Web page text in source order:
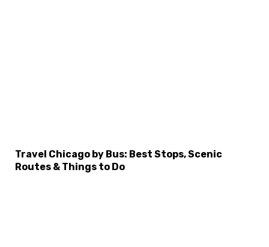
Travel Chicago by Bus: Best Stops, Scenic
Routes & Things to Do